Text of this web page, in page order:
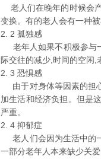
老人们在晚年的时候会
变换。有的老人会有一种
2. 2 孤独感
老年人如果不积极参与
际交往的减少,时间的空闲,
2. 3 恐惧感
由于对身体等因素的担
加生活和经济负担。但是
严重。
2. 4 抑郁症
老人们会因为生活中的
一部分老年人本来缺少关